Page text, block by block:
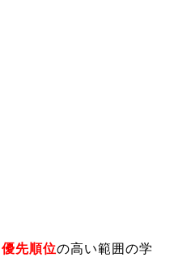
優先順位の高い範囲の学